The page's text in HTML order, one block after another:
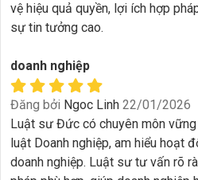
vệ hiệu quả quyền, lợi ích hợp
sự tin tưởng cao.
doanh nghiệp
Đăng bởi Ngoc Linh 22/01/2026
Luật sư Đức có chuyên môn
luật Doanh nghiệp, am hiểu hoạt
doanh nghiệp. Luật sư tư vấn rõ